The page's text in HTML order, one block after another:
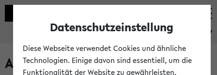
eKVV
Alle veröffentlichten Semester
Datenschutzeinstellung
Diese Webseite verwendet Cookies und ähnliche
Technologien. Einige davon sind essentiell, um die
Funktionalität der Website zu gewährleisten,